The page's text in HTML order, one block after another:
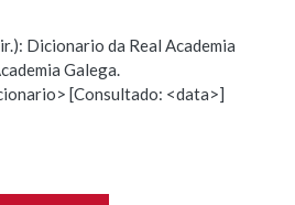
Hai un erro na palabra
definición
Dicionario da Real Academia
Galega.
[Consultado: <data>]